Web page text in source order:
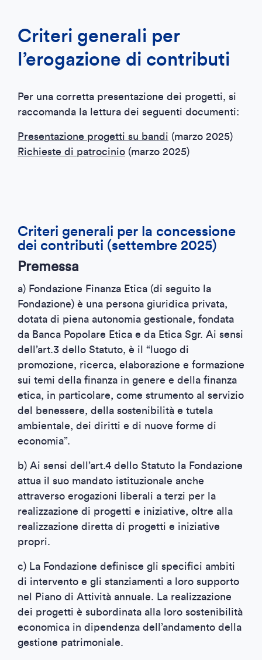
Criteri generali per
l’erogazione di contributi
Per una corretta presentazione dei progetti, si
raccomanda la lettura dei seguenti documenti:
Presentazione progetti su bandi (marzo 2025)
Richieste di patrocinio (marzo 2025)
Criteri generali per la concessione
dei contributi (settembre 2025)
Premessa
a) Fondazione Finanza Etica (di seguito la
Fondazione) è una persona giuridica privata,
dotata di piena autonomia gestionale, fondata
da Banca Popolare Etica e da Etica Sgr. Ai sensi
dell’art.3 dello Statuto, è il “luogo di
promozione, ricerca, elaborazione e formazione
sui temi della finanza in genere e della finanza
etica, in particolare, come strumento al servizio
del benessere, della sostenibilità e tutela
ambientale, dei diritti e di nuove forme di
economia”.
b) Ai sensi dell’art.4 dello Statuto la Fondazione
attua il suo mandato istituzionale anche
attraverso erogazioni liberali a terzi per la
realizzazione di progetti e iniziative, oltre alla
realizzazione diretta di progetti e iniziative
propri.
c) La Fondazione definisce gli specifici ambiti
di intervento e gli stanziamenti a loro supporto
nel Piano di Attività annuale. La realizzazione
dei progetti è subordinata alla loro sostenibilità
economica in dipendenza dell’andamento della
gestione patrimoniale.